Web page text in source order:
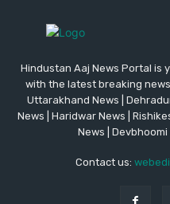
Hindustan Aaj News Portal is
with the latest breaking
Uttarakhand News |
News | Haridwar News |
News |
Contact us: